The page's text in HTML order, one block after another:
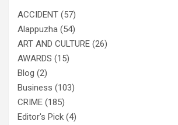
ACCIDENT (57)
Alappuzha (54)
ART AND CULTURE (26)
AWARDS (15)
Blog (2)
Business (103)
CRIME (185)
Editor's Pick (4)